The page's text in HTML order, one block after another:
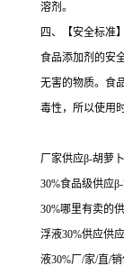
溶剂。
四、【安全标准】
食品添加剂的安
无害的物质。食
毒性，所以使用
厂家供应β-胡萝
30%食品级供应
30%哪里有卖的
浮液30%供应供
液30%厂/家/直/